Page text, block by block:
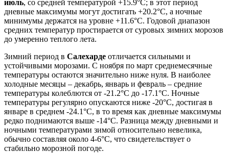
июль, со средней температурой +15.9°C; в этот период
дневные максимумы могут достигать +20.2°C, а ночные
минимумы держатся на уровне +11.6°C. Годовой диапазон
средних температур простирается от суровых зимних морозов
до умеренно теплого лета.
Зимний период в Салехарде отличается сильными и
устойчивыми морозами. С ноября по март среднемесячные
температуры остаются значительно ниже нуля. В наиболее
холодные месяцы – декабрь, январь и февраль – средние
температуры колеблются от -21.2°C до -17.1°C. Ночные
температуры регулярно опускаются ниже -20°C, достигая в
январе в среднем -24.1°C, в то время как дневные максимумы
редко поднимаются выше -14°C. Разница между дневными и
ночными температурами зимой относительно невелика,
обычно составляя около 4-6°C, что свидетельствует о
стабильно морозной погоде.